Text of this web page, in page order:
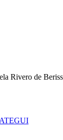
Rivero de